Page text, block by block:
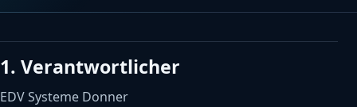
1. Verantwortlicher
EDV Systeme Donner